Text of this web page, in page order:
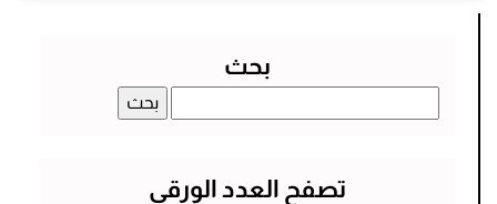
بحث
عن:
تصفح العدد الورقي